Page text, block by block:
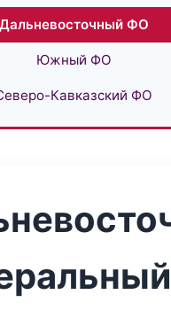
Дальневосточный ФО
Южный ФО
Кавказский ФО